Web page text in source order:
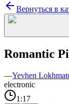
Вернуться в
Romantic
—Yevhen
electronic
1:17